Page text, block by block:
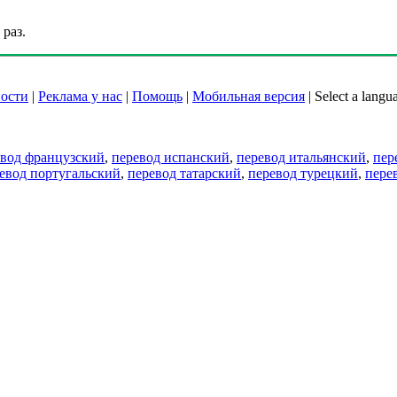
| Реклама у нас | Помощь | Мобильная версия | Select a
французский, перевод испанский, перевод итальянский,
португальский, перевод татарский, перевод турецкий,